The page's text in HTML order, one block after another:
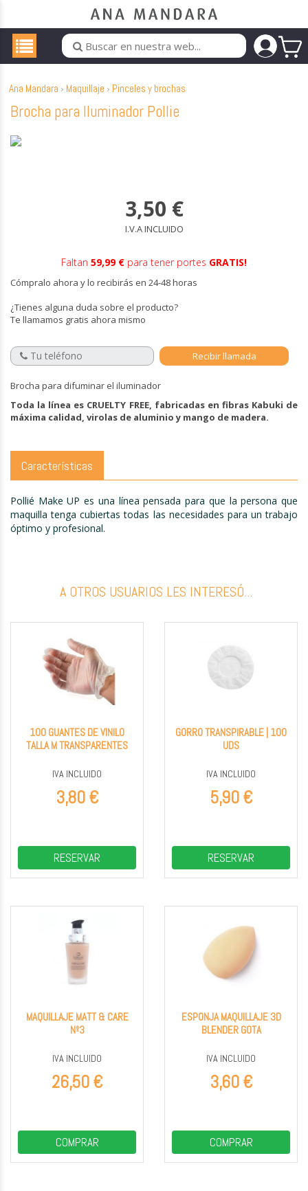
Ana Mandara Maquillaje Pinceles y brochas
Brocha para Iluminador Pollie
Brocha para difuminar el iluminador
Toda la línea es CRUELTY FREE, fabricadas en fibras Kabuki de
máxima calidad, virolas de aluminio y mango de madera.
3,50 €
I.V.A INCLUIDO
Faltan 59,99 € para tener portes GRATIS!
Cómpralo ahora y lo recibirás en 24-48 horas
¿Tienes alguna duda sobre el producto?
Te llamamos gratis ahora mismo
Características
Pollié Make UP es una línea pensada para que la persona que
maquilla tenga cubiertas todas las necesidades para un trabajo
óptimo y profesional.
A OTROS USUARIOS LES INTERESÓ...
100 GUANTES DE VINILO
TALLA M TRANSPARENTES
IVA INCLUIDO
3,80 €
RESERVAR
GORRO TRANSPIRABLE | 100
UDS
IVA INCLUIDO
5,90 €
RESERVAR
MAQUILLAJE MATT & CARE
Nº3
IVA INCLUIDO
26,50 €
COMPRAR
ESPONJA MAQUILLAJE 3D
BLENDER GOTA
IVA INCLUIDO
3,60 €
COMPRAR